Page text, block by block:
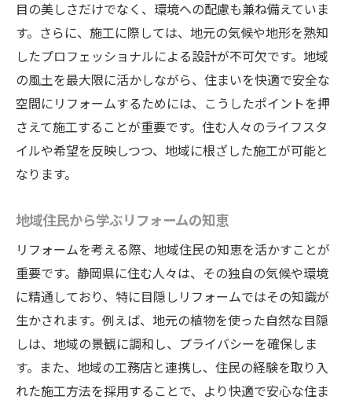
目の美しさだけでなく、環境への配慮も兼ね備えていま
す。さらに、施工に際しては、地元の気候や地形を熟知
したプロフェッショナルによる設計が不可欠です。地域
の風土を最大限に活かしながら、住まいを快適で安全な
空間にリフォームするためには、こうしたポイントを押
さえて施工することが重要です。住む人々のライフスタ
イルや希望を反映しつつ、地域に根ざした施工が可能と
なります。
地域住民から学ぶリフォームの知恵
リフォームを考える際、地域住民の知恵を活かすことが
重要です。静岡県に住む人々は、その独自の気候や環境
に精通しており、特に目隠しリフォームではその知識が
生かされます。例えば、地元の植物を使った自然な目隠
しは、地域の景観に調和し、プライバシーを確保しま
す。また、地域の工務店と連携し、住民の経験を取り入
れた施工方法を採用することで、より快適で安心な住ま